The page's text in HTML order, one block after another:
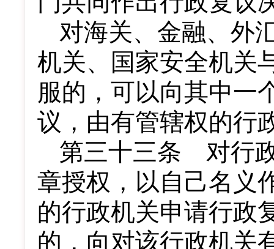
对海关、金融、外
机关、国家安全机关
服的，可以向其中一
议，由有管辖权的行
第三十三条 对行
章授权，以自己名义
的行政机关申请行政
的，向对该行政机关